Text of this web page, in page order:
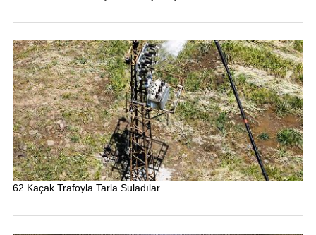
62 Kaçak Trafoyla Tarla Suladılar